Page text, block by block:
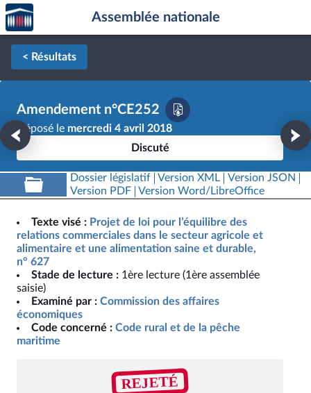
Aller au contenu
Aller en bas de la page
Accèder
à la
page
d'accueil
Assemblée nationale
< Résultats
Amendement n°CE252
Déposé le mercredi 4 avril 2018
Discuté
Dossier législatif Version XML
Version JSON
Version PDF
Version Word/LibreOffice
Texte visé : Projet de loi pour l’équilibre des
relations commerciales dans le secteur agricole et
alimentaire et une alimentation saine et durable,
n° 627
Stade de lecture : 1ère lecture (1ère assemblée
saisie)
Examiné par : Commission des affaires
économiques
Code concerné : Code rural et de la pêche
maritime
REJETÉ